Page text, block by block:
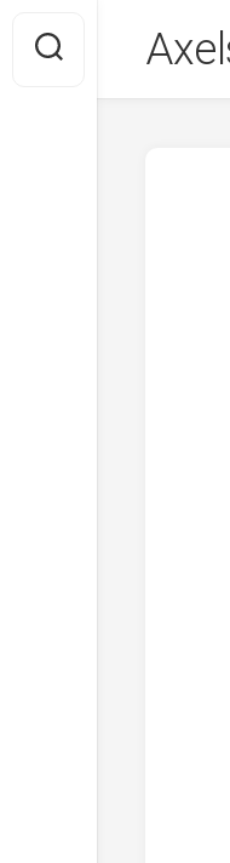
content